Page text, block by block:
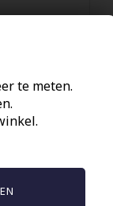
te meten.